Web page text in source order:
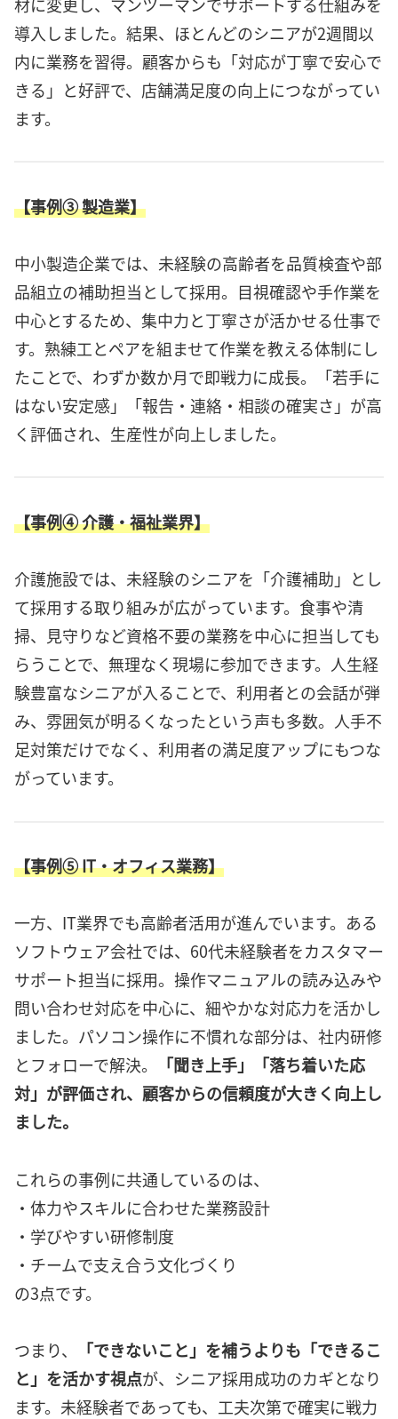
導入しました。結果、ほとんどのシニアが2週間以
内に業務を習得。顧客からも「対応が丁寧で安心で
きる」と好評で、店舗満足度の向上につながってい
ます。
【事例③ 製造業】
中小製造企業では、未経験の高齢者を品質検査や部
品組立の補助担当として採用。目視確認や手作業を
中心とするため、集中力と丁寧さが活かせる仕事で
す。熟練工とペアを組ませて作業を教える体制にし
たことで、わずか数か月で即戦力に成長。「若手に
はない安定感」「報告・連絡・相談の確実さ」が高
く評価され、生産性が向上しました。
【事例④ 介護・福祉業界】
介護施設では、未経験のシニアを「介護補助」とし
て採用する取り組みが広がっています。食事や清
掃、見守りなど資格不要の業務を中心に担当しても
らうことで、無理なく現場に参加できます。人生経
験豊富なシニアが入ることで、利用者との会話が弾
み、雰囲気が明るくなったという声も多数。人手不
足対策だけでなく、利用者の満足度アップにもつな
がっています。
【事例⑤ IT・オフィス業務】
一方、IT業界でも高齢者活用が進んでいます。ある
ソフトウェア会社では、60代未経験者をカスタマー
サポート担当に採用。操作マニュアルの読み込みや
問い合わせ対応を中心に、細やかな対応力を活かし
ました。パソコン操作に不慣れな部分は、社内研修
とフォローで解決。
「聞き上手」「落ち着いた応
対」が評価され、顧客からの信頼度が大きく向上し
ました。
これらの事例に共通しているのは、
・体力やスキルに合わせた業務設計
・学びやすい研修制度
・チームで支え合う文化づくり
の3点です。
つまり、
「できないこと」を補うよりも「できるこ
と」を活かす視点が、シニア採用成功のカギとなり
ます。未経験者であっても、工夫次第で確実に戦力